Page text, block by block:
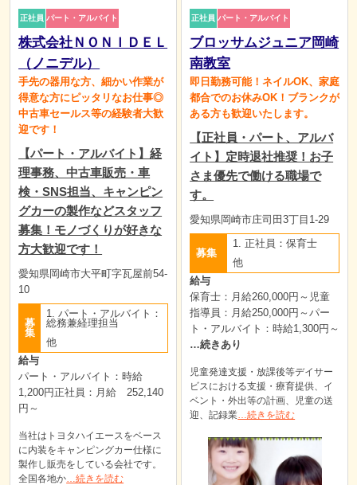
正社員 パート・アルバイト
株式会社ＮＯＮＩＤＥＬ
（ノニデル）
手先の器用な方、細かい作業が
得意な方にピッタリなお仕事◎
中古車セールス等の経験者大歓
迎です！
【パート・アルバイト】経
理事務、中古車販売・車
検・SNS担当、キャンピン
グカーの製作などスタッフ
募集！モノづくりが好きな
方大歓迎です！
愛知県岡崎市大平町字瓦屋前54-
10
募
集
1. パート・アルバイト：
総務兼経理担当
他
給与
パート・アルバイト：時給
1,200円正社員：月給 252,140
円～
当社はトヨタハイエースをベース
に内装をキャンピングカー仕様に
製作し販売をしている会社です。
全国各地か …続きを読む
正社員 パート・アルバイト
ブロッサムジュニア岡崎
南教室
即日勤務可能！ネイルOK、家庭
都合でのお休みOK！ブランクが
ある方も歓迎いたします。
【正社員・パート、アルバ
イト】定時退社推奨！お子
さま優先で働ける職場で
す。
愛知県岡崎市庄司田3丁目1-29
募集
1. 正社員：保育士
他
給与
保育士：月給260,000円～児童
指導員：月給250,000円～パー
ト・アルバイト：時給1,300円～
…続きあり
児童発達支援・放課後等デイサー
ビスにおける支援・療育提供、イ
ベント・外出等の計画、児童の送
迎、記録業 …続きを読む